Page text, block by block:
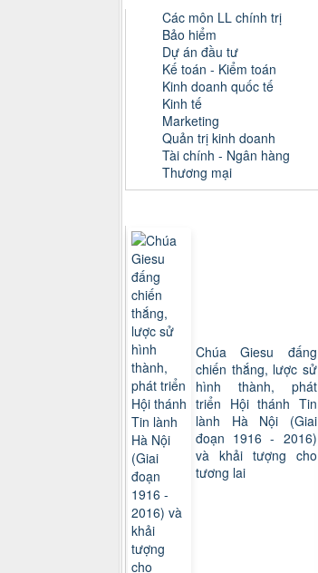
Các môn LL chính trị
Bảo hiểm
Dự án đầu tư
Kế toán - Kiểm toán
Kinh doanh quốc tế
Kinh tế
Marketing
Quản trị kinh doanh
Tài chính - Ngân hàng
Thương mại
Chúa Giesu đấng
chiến thắng, lược sử
hình thành, phát
triển Hội thánh Tin
lành Hà Nội (Giai
đoạn 1916 - 2016)
và khải tượng cho
tương lai